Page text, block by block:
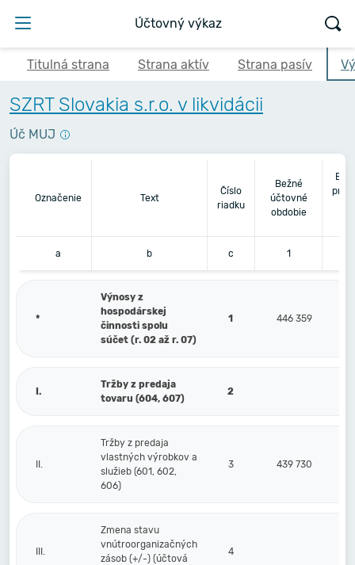
Účtovný výkaz
Titulná strana Strana aktív Strana pasív
SZRT Slovakia s.r.o. v likvidácii
Úč MUJ
Označenie Text
Číslo
riadku
Bežné
účtovné
obdobie
a b c 1
*
Výnosy z
hospodárskej
činnosti spolu
súčet (r. 02 až r. 07)
1 446 359
I.
Tržby z predaja
tovaru (604, 607)
2
II.
Tržby z predaja
vlastných výrobkov a
služieb (601, 602,
606)
3 439 730
III.
Zmena stavu
vnútroorganizačných
zásob (+/-) (účtová
4